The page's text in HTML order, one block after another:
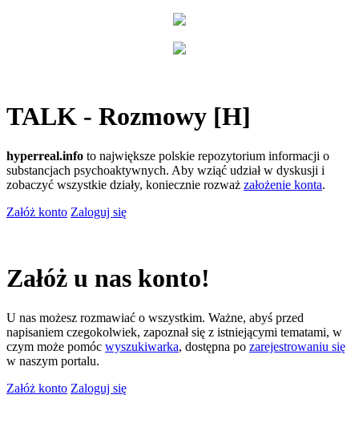
TALK - Rozmowy [H]
hyperreal.info to największe polskie repozytorium informacji o
substancjach psychoaktywnych. Aby wziąć udział w dyskusji i
zobaczyć wszystkie działy, koniecznie rozważ założenie konta.
Załóż konto Zaloguj się
Załóż u nas konto!
U nas możesz rozmawiać o wszystkim. Ważne, abyś przed
napisaniem czegokolwiek, zapoznał się z istniejącymi tematami, w
czym może pomóc wyszukiwarka, dostępna po zarejestrowaniu się
w naszym portalu.
Załóż konto Zaloguj się